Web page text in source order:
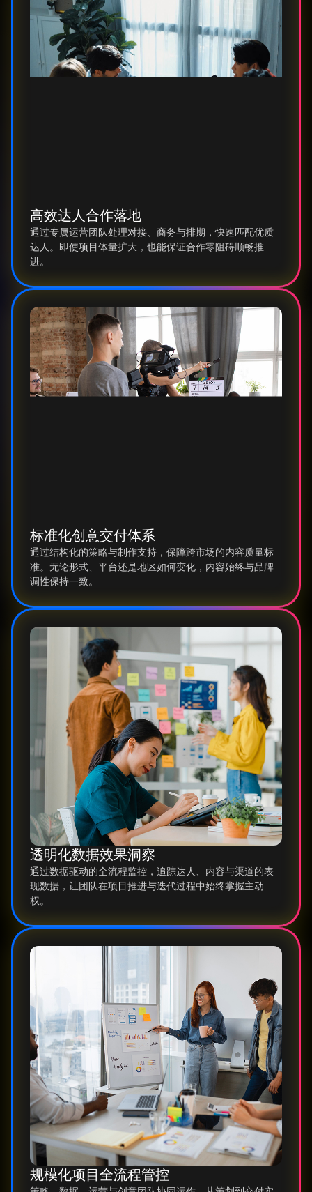
高效达人合作落地
通过专属运营团队处理对接、商务与排期，快速匹配优质
达人。即使项目体量扩大，也能保证合作零阻碍顺畅推
进。
标准化创意交付体系
通过结构化的策略与制作支持，保障跨市场的内容质量标
准。无论形式、平台还是地区如何变化，内容始终与品牌
调性保持一致。
透明化数据效果洞察
通过数据驱动的全流程监控，追踪达人、内容与渠道的表
现数据，让团队在项目推进与迭代过程中始终掌握主动
权。
规模化项目全流程管控